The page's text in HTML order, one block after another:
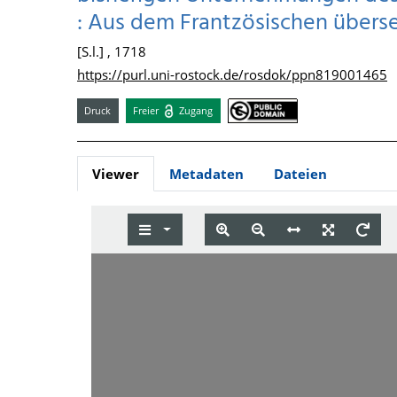
: Aus dem Frantzösischen
[S.l.] , 1718
https://purl.uni-rostock.de/rosdok/ppn819001465
Druck Freier Zugang
Viewer Metadaten Dateien